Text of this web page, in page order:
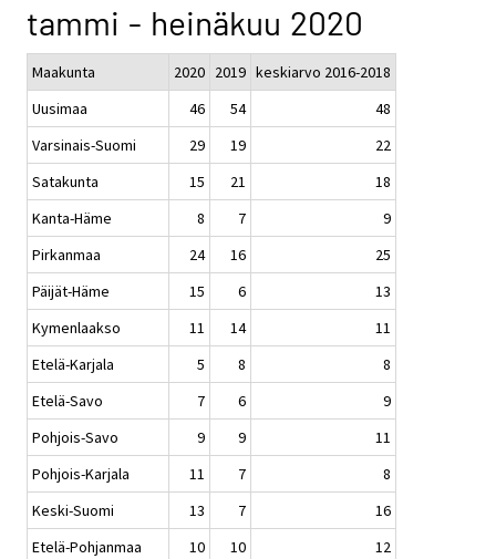
tammi - heinäkuu 2020
Maakunta 2020 2019 keskiarvo 2016-2018
Uusimaa
46 54
48
Varsinais-Suomi
29 19
22
Satakunta
15 21
18
Kanta-Häme
8 7
9
Pirkanmaa
24 16
25
Päijät-Häme
15 6
13
Kymenlaakso
11 14
11
Etelä-Karjala
5 8
8
Etelä-Savo
7 6
9
Pohjois-Savo
9 9
11
Pohjois-Karjala
11 7
8
Keski-Suomi
13 7
16
Etelä-Pohjanmaa
10 10
12